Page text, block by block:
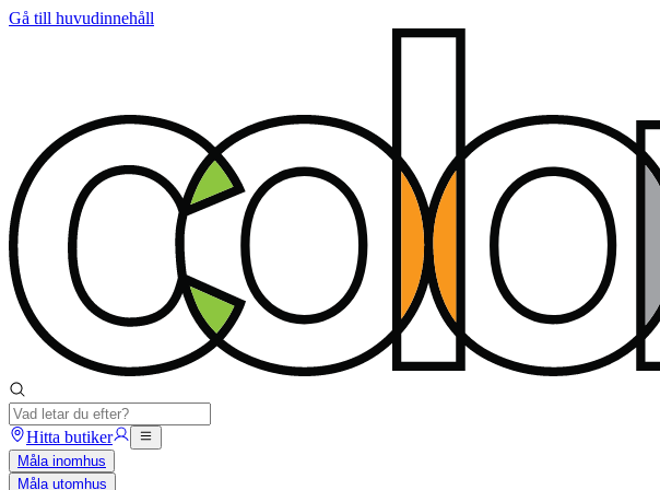
Gå till huvudinnehåll
Hitta butiker
Måla inomhus
Måla utomhus